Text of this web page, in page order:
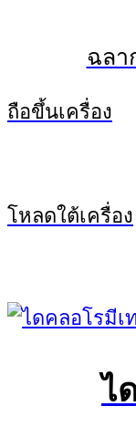
ฉลา
ถือขึ้นเครื่อง
โหลดใต้เครื่อง
ไ